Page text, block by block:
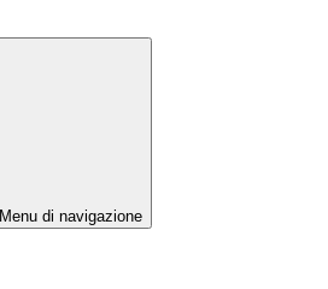
Menu di navigazione